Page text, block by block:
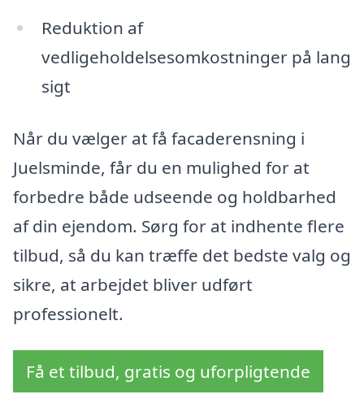
Reduktion af
vedligeholdelsesomkostninger på lang
sigt
Når du vælger at få facaderensning i
Juelsminde, får du en mulighed for at
forbedre både udseende og holdbarhed
af din ejendom. Sørg for at indhente flere
tilbud, så du kan træffe det bedste valg og
sikre, at arbejdet bliver udført
professionelt.
Få et tilbud, gratis og uforpligtende